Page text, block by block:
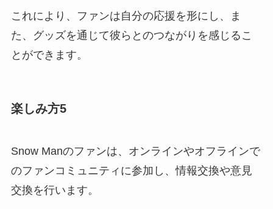
これにより、ファンは自分の応援を形にし、ま
た、グッズを通じて彼らとのつながりを感じるこ
とができます。
楽しみ方5
Snow Manのファンは、オンラインやオフラインで
のファンコミュニティに参加し、情報交換や意見
交換を行います。